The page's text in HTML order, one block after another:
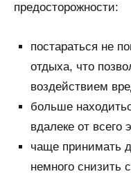
предосторожности:
постараться не
отдыха, что
воздействием
больше
вдалеке от всего
чаще принимать
немного снизить